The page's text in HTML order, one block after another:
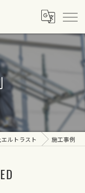
ルトラスト 施工事例